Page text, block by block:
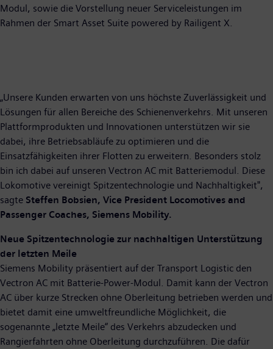
Modul, sowie die Vorstellung neuer Serviceleistungen im
Rahmen der Smart Asset Suite powered by Railigent X.
„Unsere Kunden erwarten von uns höchste Zuverlässigkeit und
Lösungen für allen Bereiche des Schienenverkehrs. Mit unseren
Plattformprodukten und Innovationen unterstützen wir sie
dabei, ihre Betriebsabläufe zu optimieren und die
Einsatzfähigkeiten ihrer Flotten zu erweitern. Besonders stolz
bin ich dabei auf unseren Vectron AC mit Batteriemodul. Diese
Lokomotive vereinigt Spitzentechnologie und Nachhaltigkeit",
sagte Steffen Bobsien, Vice President Locomotives and
Passenger Coaches, Siemens Mobility.
Neue Spitzentechnologie zur nachhaltigen Unterstützung
der letzten Meile
Siemens Mobility präsentiert auf der Transport Logistic den
Vectron AC mit Batterie-Power-Modul. Damit kann der Vectron
AC über kurze Strecken ohne Oberleitung betrieben werden und
bietet damit eine umweltfreundliche Möglichkeit, die
sogenannte „letzte Meile“ des Verkehrs abzudecken und
Rangierfahrten ohne Oberleitung durchzuführen. Die dafür